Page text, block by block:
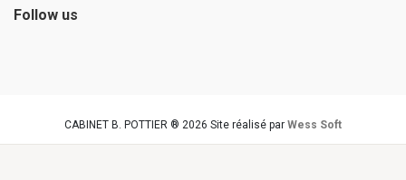
Follow us
CABINET B. POTTIER ® 2026 Site réalisé par Wess Soft